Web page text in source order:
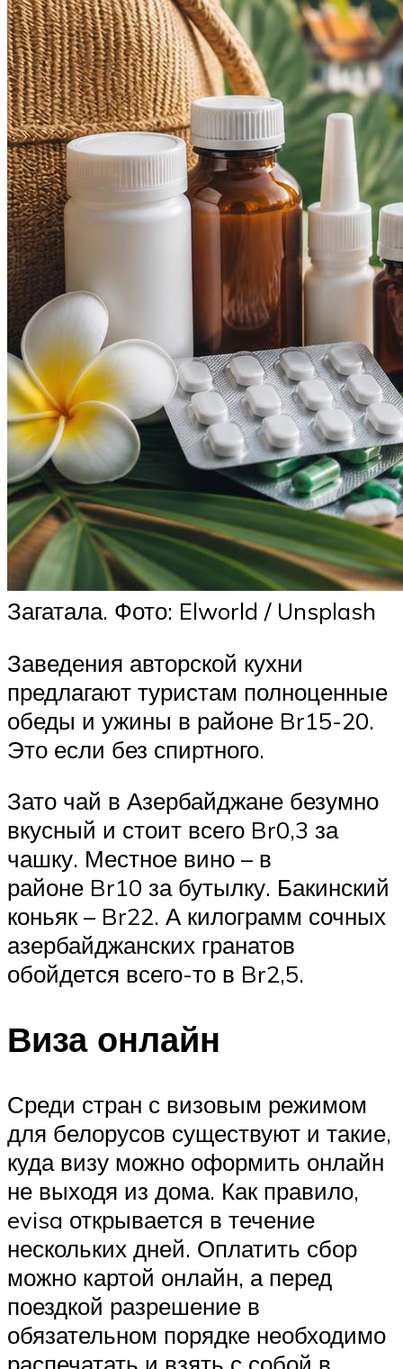
Загатала. Фото: Elworld / Unsplash
Заведения авторской кухни
предлагают туристам полноценные
обеды и ужины в районе Br15-20.
Это если без спиртного.
Зато чай в Азербайджане безумно
вкусный и стоит всего Br0,3 за
чашку. Местное вино – в
районе Br10 за бутылку. Бакинский
коньяк – Br22. А килограмм сочных
азербайджанских гранатов
обойдется всего-то в Br2,5.
Виза онлайн
Среди стран с визовым режимом
для белорусов существуют и такие,
куда визу можно оформить онлайн
не выходя из дома. Как правило,
evisa открывается в течение
нескольких дней. Оплатить сбор
можно картой онлайн, а перед
поездкой разрешение в
обязательном порядке необходимо